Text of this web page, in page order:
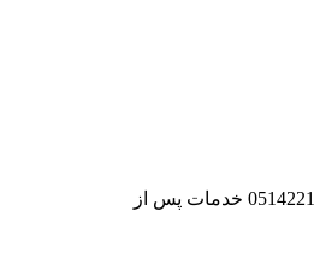
شماره تماس : فروش:05142218970 خدمات پس از